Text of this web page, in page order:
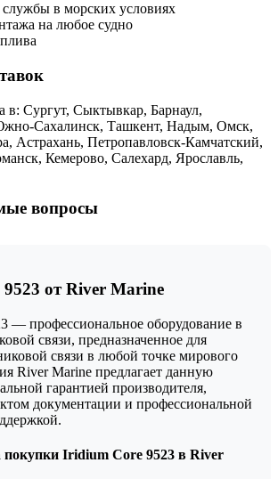
в морских условиях
на любое судно
в: Сургут, Сыктывкар, Барнаул,
Сахалинск, Ташкент, Надым, Омск,
Астрахань, Петропавловск-Камчатский,
Кемерово, Салехард, Ярославль,
вопросы
от River Marine
— профессиональное оборудование в
связи, предназначенное для
связи в любой точке мирового
River Marine предлагает данную
гарантией производителя,
документации и профессиональной
Iridium Core 9523 в River